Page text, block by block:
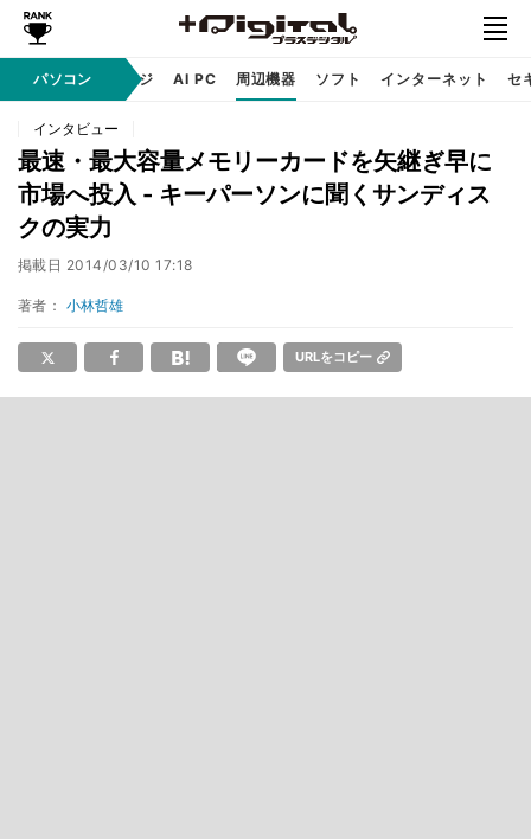
パソコン
自作 / テクノロジ AI PC 周辺機器 ソフト インターネット セ
インタビュー
最速・最大容量メモリーカードを矢継ぎ早に
市場へ投入 - キーパーソンに聞くサンディス
クの実力
掲載日 2014/03/10 17:18
著者： 小林哲雄
URLをコピー